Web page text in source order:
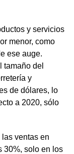
y servicios
menor, como
ese auge.
tamaño del
y
de dólares, lo
a 2020, sólo
ventas en
30%, solo en los